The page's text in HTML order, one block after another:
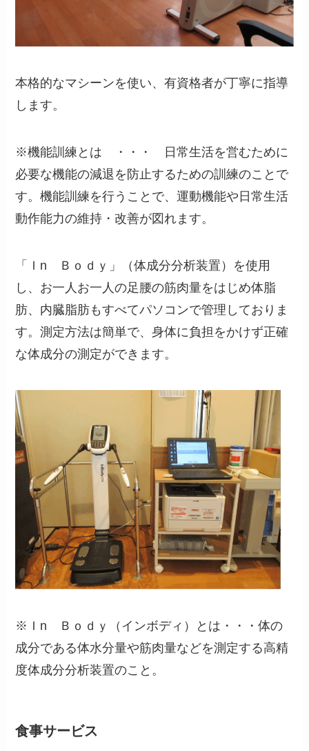
本格的なマシーンを使い、有資格者が丁寧に指導
します。
※機能訓練とは ・・・ 日常生活を営むために
必要な機能の減退を防止するための訓練のことで
す。機能訓練を行うことで、運動機能や日常生活
動作能力の維持・改善が図れます。
「Ｉn Ｂｏｄｙ」（体成分分析装置）を使用
し、お一人お一人の足腰の筋肉量をはじめ体脂
肪、内臓脂肪もすべてパソコンで管理しておりま
す。測定方法は簡単で、身体に負担をかけず正確
な体成分の測定ができます。
※Ｉn Ｂｏｄｙ（インボディ）とは・・・体の
成分である体水分量や筋肉量などを測定する高精
度体成分分析装置のこと。
食事サービス